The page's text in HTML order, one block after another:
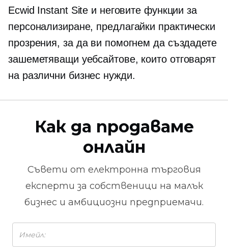
Ecwid Instant Site и неговите функции за
персонализиране, предлагайки практически
прозрения, за да ви помогнем да създадете
зашеметяващи уебсайтове, които отговарят
на различни бизнес нужди.
Как да продаваме
онлайн
Съвети от електронна търговия
експерти за собственици на малък
бизнес и амбициозни предприемачи.